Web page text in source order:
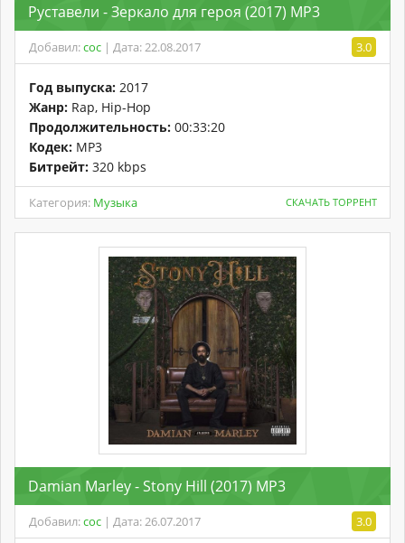
Руставели - Зеркало для героя (2017) MP3
Добавил:coc | Дата: 22.08.2017 3.0
Год выпуска: 2017
Жанр: Rap, Hip-Hop
Продолжительность: 00:33:20
Кодек: MP3
Битрейт: 320 kbps
Категория: Музыка СКАЧАТЬ ТОРРЕНТ
Damian Marley - Stony Hill (2017) MP3
Добавил:coc | Дата: 26.07.2017 3.0